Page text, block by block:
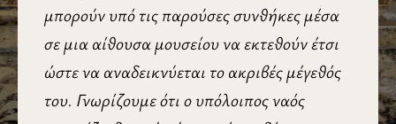
μπορούν υπό τις παρούσες συνθήκες μέσα
σε μια αίθουσα μουσείου να εκτεθούν έτσι
ώστε να αναδεικνύεται το ακριβές μέγεθός
του. Γνωρίζουμε ότι ο υπόλοιπος ναός